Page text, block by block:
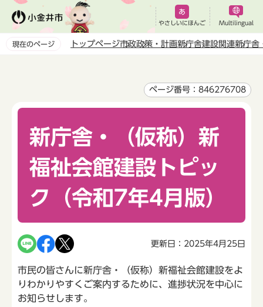
ペ
やさしいにほんご Multilingual
現在のページ トップページ市政政策・計画新庁舎建設関連新庁舎
ページ番号：846276708
新庁舎・（仮称）新
福祉会館建設トピッ
ク（令和7年4月版）
更新日：2025年4月25日
市民の皆さんに新庁舎・（仮称）新福祉会館建設をよ
りわかりやすくご案内するために、進捗状況を中心に
お知らせします。